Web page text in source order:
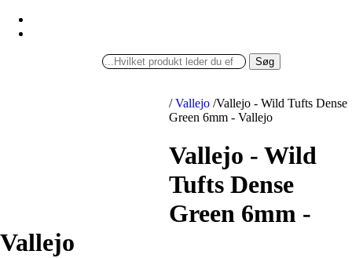
Søg
/ Vallejo /Vallejo - Wild Tufts Dense
Green 6mm - Vallejo
Vallejo - Wild
Tufts Dense
Green 6mm -
Vallejo